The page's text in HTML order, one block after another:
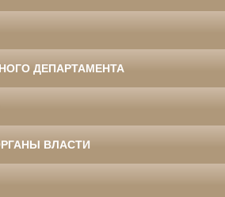
ДЕПАРТАМЕНТА
ВЛАСТИ